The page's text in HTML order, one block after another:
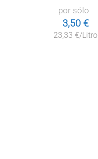
por sólo
3,50 €
23,33 €/Litro